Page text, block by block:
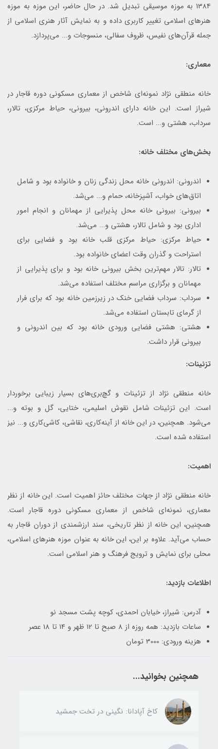
1384 به موزه موسیقی تبدیل شد. در حال حاضر، این موزه به موزه
هنرهای اسلامی تغییر کاربری داده و به نمایش آثار هنری اسلامی از
جمله قرآن‌های نفیس، ظروف سفالی، منسوجات و... می‌پردازد.
معماری:
خانه منطقی نژاد نمونه‌ای شاخص از معماری مسکونی دوره قاجار در
شیراز است. این خانه دارای اندرونی، بیرونی، حیاط مرکزی، تالار،
سرداب، هشتی و... است.
بخش‌های مختلف خانه:
اندرونی: اندرونی خانه محل زندگی زنان و خانواده بود و شامل
اتاق‌های خواب، آشپزخانه، حمام و... می‌شد.
بیرونی: بیرونی خانه محل پذیرایی از مهمانان و انجام امور
اداری بود و شامل تالار، هشتی و... می‌شد.
حیاط مرکزی: حیاط مرکزی قلب خانه بود و فضایی برای
استراحت و گذران وقت اعضای خانواده بود.
تالار: تالار مهم‌ترین بخش بیرونی خانه بود و برای پذیرایی از
مهمانان و برگزاری مراسم مختلف استفاده می‌شد.
سرداب: سرداب فضایی خنک در زیرزمین خانه بود که برای فرار
از گرمای تابستان استفاده می‌شد.
هشتی: هشتی فضایی ورودی خانه بود که بین اندرونی و
بیرونی قرار داشت.
تزئینات:
خانه منطقی نژاد از تزئینات و گچ‌بری‌های بسیار زیبایی برخوردار
است. این تزئینات شامل نقوش اسلیمی، ختایی، گل و بوته و...
می‌شود. همچنین، در این خانه از آینه‌کاری، نقاشی، کاشی‌کاری و... نیز
استفاده شده است.
اهمیت:
خانه منطقی نژاد از جهات مختلف حائز اهمیت است. این خانه از نظر
معماری، نمونه‌ای شاخص از معماری مسکونی دوره قاجار است.
همچنین، این خانه از نظر تاریخی، سند ارزشمندی از دوران قاجار به
حساب می‌آید. علاوه بر این، این خانه به عنوان موزه هنرهای اسلامی،
محلی برای نمایش و ترویج فرهنگ و هنر اسلامی است.
اطلاعات بازدید:
آدرس: شیراز، خیابان احمدی، کوچه پشت مسجد نو
ساعات بازدید: همه روزه از 8 صبح تا 12 ظهر و 14 تا 18 عصر
هزینه ورودی: 3000 تومان
همچنین بخوانید...
کاخ آپادانا: نگینی در تخت جمشید